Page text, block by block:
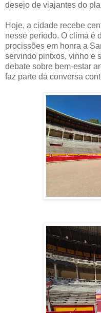
desejo de viajantes do
Hoje, a cidade recebe
nesse período. O clima é
procissões em honra a
servindo pintxos, vinho e
debate sobre bem-estar
faz parte da conversa